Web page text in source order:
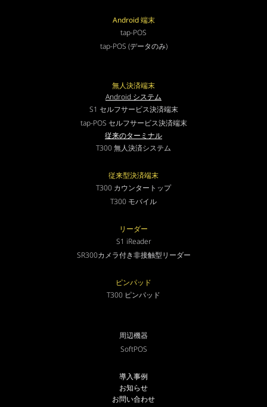
Android 端末
tap-POS
tap-POS (データのみ)
無人決済端末
Android システム
S1 セルフサービス決済端末
tap-POS セルフサービス決済端末
従来のターミナル
T300 無人決済システム
従来型決済端末
T300 カウンタートップ
T300 モバイル
リーダー
S1 iReader
SR300カメラ付き非接触型リーダー
ピンパッド
T300 ピンパッド
周辺機器
SoftPOS
導入事例
お知らせ
お問い合わせ